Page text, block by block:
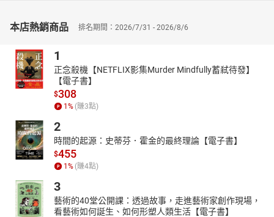
本店熱銷商品 排名期間：2026/7/31 - 2026/8/6
1
正念殺機【NETFLIX影集Murder Mindfully蓄弒待發】
【電子書】
$308
1% (賺3點)
2
時間的起源：史蒂芬．霍金的最終理論【電子書】
$455
1% (賺4點)
3
藝術的40堂公開課：透過故事，走進藝術家創作現場，
看藝術如何誕生、如何形塑人類生活【電子書】